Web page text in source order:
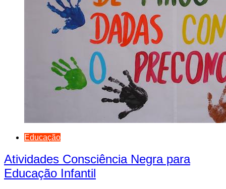
Educação
Atividades Consciência Negra para
Educação Infantil